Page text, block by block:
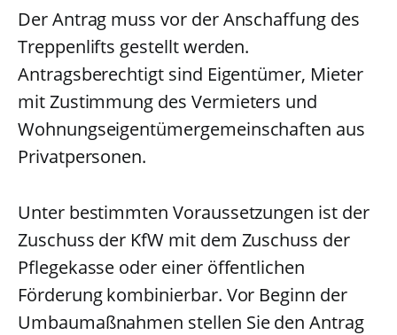
Der Antrag muss vor der Anschaffung des
Treppenlifts gestellt werden.
Antragsberechtigt sind Eigentümer, Mieter
mit Zustimmung des Vermieters und
Wohnungseigentümergemeinschaften aus
Privatpersonen.
Unter bestimmten Voraussetzungen ist der
Zuschuss der KfW mit dem Zuschuss der
Pflegekasse oder einer öffentlichen
Förderung kombinierbar. Vor Beginn der
Umbaumaßnahmen stellen Sie den Antrag